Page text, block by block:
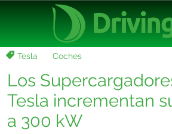
Tesla Coches
Los
Tesla incrementan
a 300 kW